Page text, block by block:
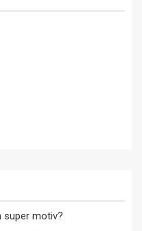
super motiv?